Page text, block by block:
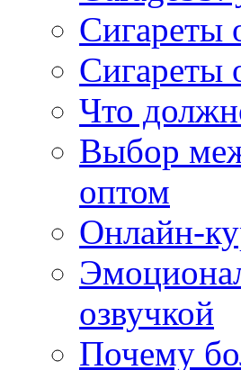
Сигареты
Сигареты
Что
Выбор
оптом
Онлайн-
озвучкой
Почему